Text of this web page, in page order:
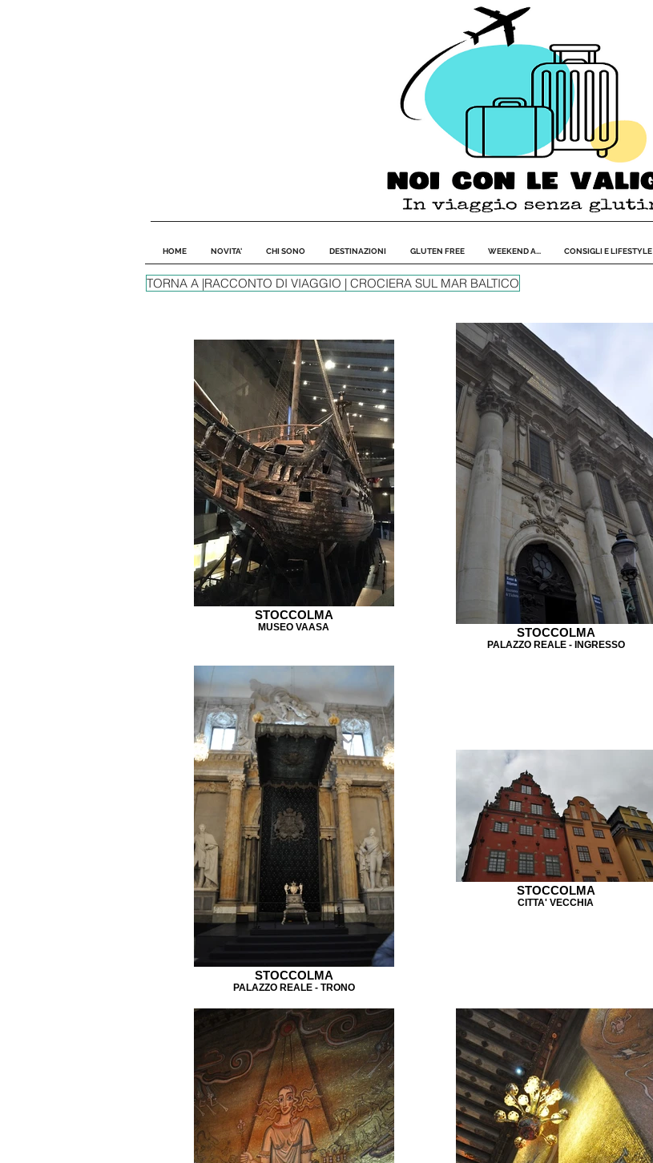
TORNA A |RACCONTO DI VIAGGIO | CROCIERA SUL MAR BALTICO
STOCCOLMA
MUSEO VAASA STOCCOLMA
PALAZZO REALE - INGRESSO
STOCCOLMA
PALAZZO REALE - TRONO
STOCCOLMA
CITTA' VECCHIA
HOME NOVITA' CHI SONO DESTINAZIONI GLUTEN FREE WEEKEND A... CONSIGLI E LIFESTYLE